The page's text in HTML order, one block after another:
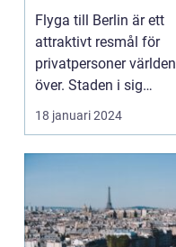
Huvudstaden på
Nära Håll
Flyga till Berlin är ett
attraktivt resmål för
privatpersoner världen
över. Staden i sig
bjuder på e...
18 januari 2024